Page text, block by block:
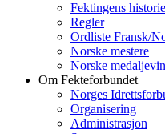
Fektingens historie
Regler
Ordliste Fransk/
Norske mestere
Norske
Om Fekteforbundet
Norges
Organisering
Administrasjon